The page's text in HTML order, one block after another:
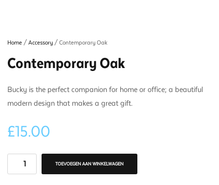
Home / Accessory / Contemporary Oak
Contemporary Oak
Bucky is the perfect companion for home or office; a beautiful
modern design that makes a great gift.
£15.00
TOEVOEGEN AAN WINKELWAGEN